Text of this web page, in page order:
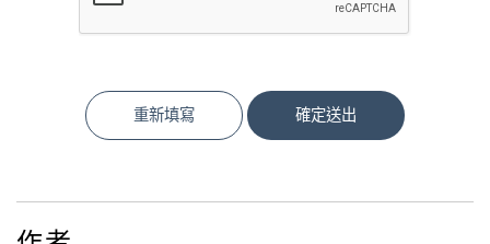
重新填寫 確定送出